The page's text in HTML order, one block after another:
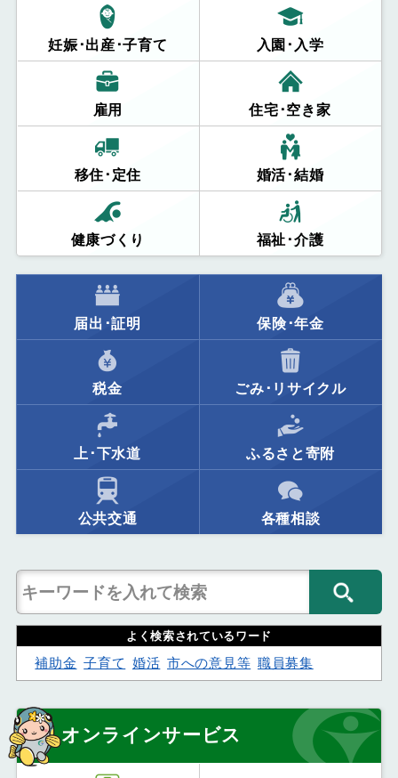
妊娠･出産･子育て 入園･入学
雇用 住宅･空き家
移住･定住 婚活･結婚
健康づくり 福祉･介護
届出･証明 保険･年金
税金 ごみ･リサイクル
上･下水道 ふるさと寄附
公共交通 各種相談
よく検索されているワード
補助金 子育て 婚活 市への意見等 職員募集
オンラインサービス